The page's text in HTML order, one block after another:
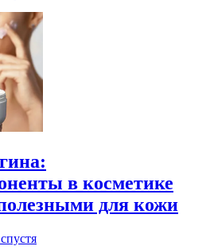
в косметике
для кожи